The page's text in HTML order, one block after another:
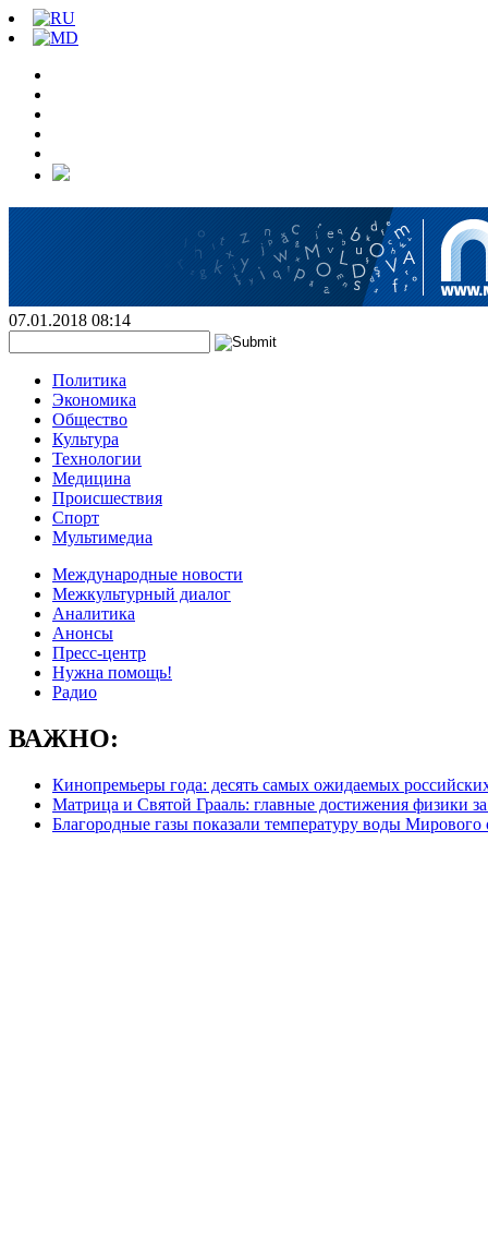
07.01.2018 08:14
Политика
Экономика
Общество
Культура
Технологии
Медицина
Происшествия
Спорт
Мультимедиа
Международные новости
Межкультурный диалог
Аналитика
Анонсы
Пресс-центр
Нужна помощь!
Радио
ВАЖНО:
Кинопремьеры года: десять самых ожидаемых
Матрица и Святой Грааль: главные достижения физики
Благородные газы показали температуру воды Мирового